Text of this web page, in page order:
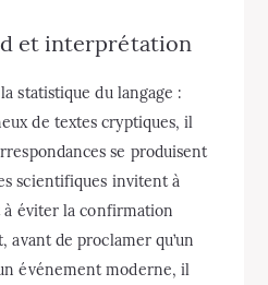
et interprétation
statistique du langage :
de textes cryptiques, il
se produisent
scientifiques invitent à
à éviter la confirmation
de proclamer qu’un
événement moderne, il